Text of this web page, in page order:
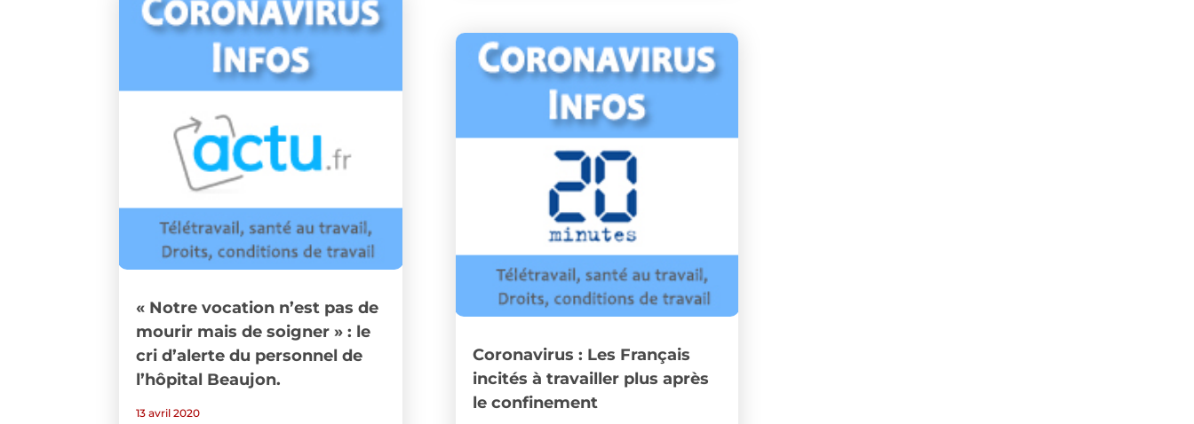
« Notre vocation n’est pas de
mourir mais de soigner » : le
cri d’alerte du personnel de
l’hôpital Beaujon.
13 avril 2020
Coronavirus : Les Français
incités à travailler plus après
le confinement